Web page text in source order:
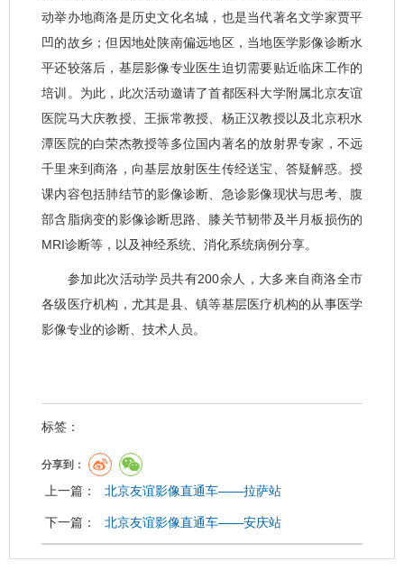
动举办地商洛是历史文化名城，也是当代著名文学家贾平
凹的故乡；但因地处陕南偏远地区，当地医学影像诊断水
平还较落后，基层影像专业医生迫切需要贴近临床工作的
培训。为此，此次活动邀请了首都医科大学附属北京友谊
医院马大庆教授、王振常教授、杨正汉教授以及北京积水
潭医院的白荣杰教授等多位国内著名的放射界专家，不远
千里来到商洛，向基层放射医生传经送宝、答疑解惑。授
课内容包括肺结节的影像诊断、急诊影像现状与思考、腹
部含脂病变的影像诊断思路、膝关节韧带及半月板损伤的
MRI诊断等，以及神经系统、消化系统病例分享。
参加此次活动学员共有200余人，大多来自商洛全市
各级医疗机构，尤其是县、镇等基层医疗机构的从事医学
影像专业的诊断、技术人员。
标签：
分享到：
上一篇： 北京友谊影像直通车——拉萨站
下一篇： 北京友谊影像直通车——安庆站